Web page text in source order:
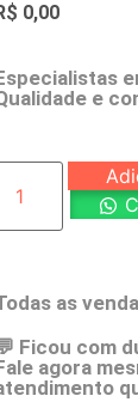
0,00
e
as
Ficou com
agora